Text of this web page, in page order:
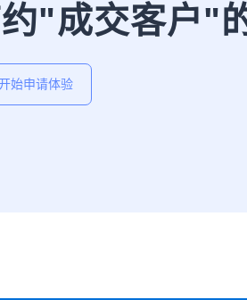
"成交客户"
始申请体验